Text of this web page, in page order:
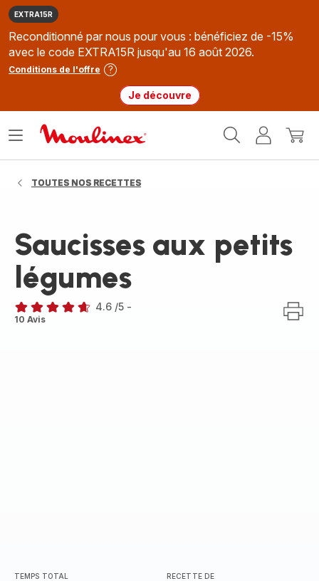
EXTRA15R
Reconditionné par nous pour vous : bénéficiez de -15%
avec le code EXTRA15R jusqu'au 16 août 2026.
Conditions de l'offre
Je découvre
MonMon
Ouvrir
TOUTES NOS RECETTES
Saucisses aux petits
légumes
ratings.4.6
4.6 /5 -
10 Avis
TEMPS TOTAL RECETTE DE